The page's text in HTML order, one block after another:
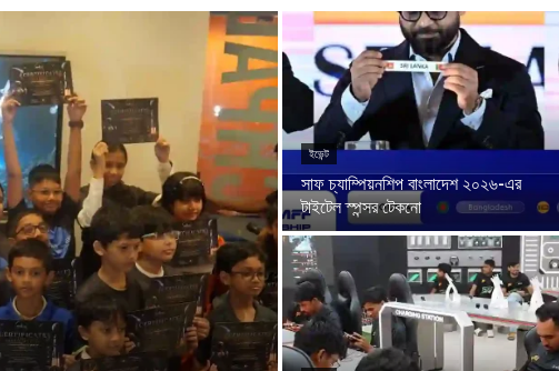
ইভেন্ট
সাফ চ্যাম্পিয়নশিপ বাংলাদেশ ২০২৬-এর
টাইটেল স্পন্সর টেকনো